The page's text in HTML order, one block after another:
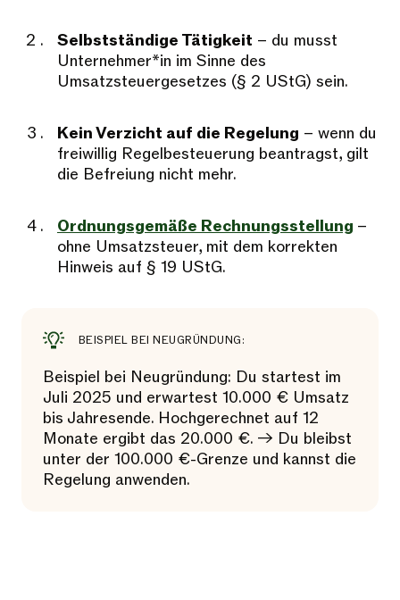
Selbstständige Tätigkeit – du musst
Unternehmer*in im Sinne des
Umsatzsteuergesetzes (§ 2 UStG) sein.
Kein Verzicht auf die Regelung – wenn du
freiwillig Regelbesteuerung beantragst, gilt
die Befreiung nicht mehr.
Ordnungsgemäße Rechnungsstellung –
ohne Umsatzsteuer, mit dem korrekten
Hinweis auf § 19 UStG.
BEISPIEL BEI NEUGRÜNDUNG:
Beispiel bei Neugründung: Du startest im
Juli 2025 und erwartest 10.000 € Umsatz
bis Jahresende. Hochgerechnet auf 12
Monate ergibt das 20.000 €. → Du bleibst
unter der 100.000 €-Grenze und kannst die
Regelung anwenden.